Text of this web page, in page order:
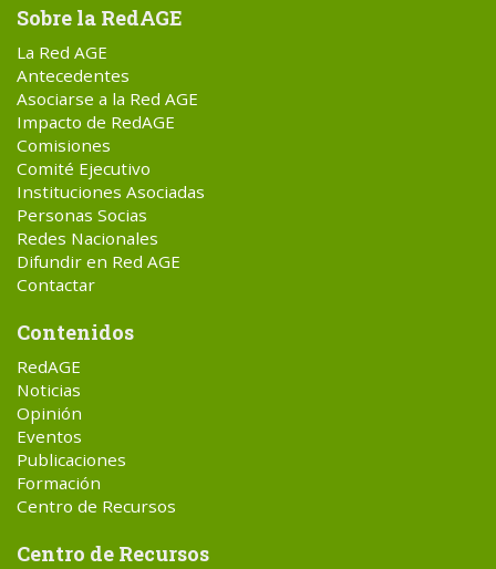
Sobre la RedAGE
La Red AGE
Antecedentes
Asociarse a la Red AGE
Impacto de RedAGE
Comisiones
Comité Ejecutivo
Instituciones Asociadas
Personas Socias
Redes Nacionales
Difundir en Red AGE
Contactar
Contenidos
RedAGE
Noticias
Opinión
Eventos
Publicaciones
Formación
Centro de Recursos
Centro de Recursos